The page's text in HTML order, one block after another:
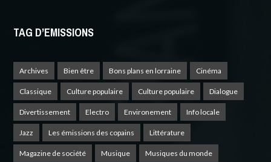
TAG D’EMISSIONS
Archives Bien être Bons plans en lorraine Cinéma
Classique Culture populaire Culture populaire Dialogue
Divertissement Electro Environement Info locale
Jazz Les émissions des copains Littérature
Magazine de société Musique Musiques du monde